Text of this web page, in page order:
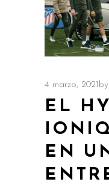
4 marzo, 2021 by
EL
EN